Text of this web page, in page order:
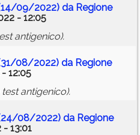
09/2022) da Regione
- 12:05
antigenico).
08/2022) da Regione
12:05
antigenico).
08/2022) da Regione
13:01